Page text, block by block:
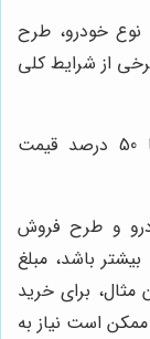
نوع خودرو، طرح
از شرایط کلی
معمولاً بین 30 تا 50 درصد قیمت
و طرح فروش
باشد، مبلغ
مثال، برای خرید
تومان، ممکن است نیاز به